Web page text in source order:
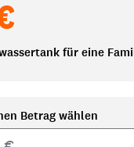
für eine
Betrag wählen